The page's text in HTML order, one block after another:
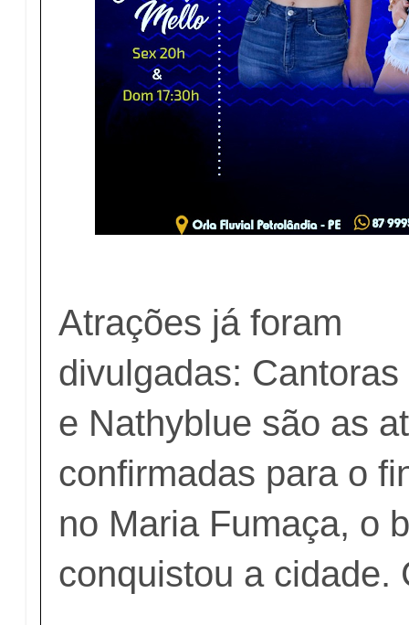
Atrações já foram
divulgadas:
e Nathyblue são as
confirmadas para o
no Maria Fumaça, o
conquistou a